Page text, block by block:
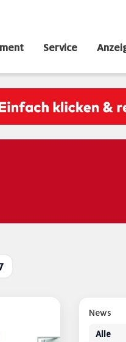
Service
News
Alle